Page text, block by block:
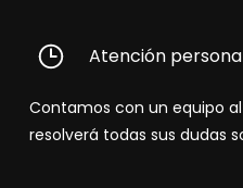
Atención
Contamos con un equipo
resolverá todas sus dudas